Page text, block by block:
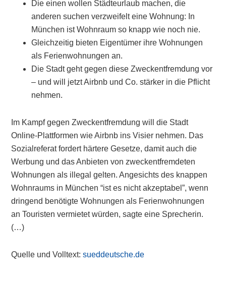
Die einen wollen Städteurlaub machen, die
anderen suchen verzweifelt eine Wohnung: In
München ist Wohnraum so knapp wie noch nie.
Gleichzeitig bieten Eigentümer ihre Wohnungen
als Ferienwohnungen an.
Die Stadt geht gegen diese Zweckentfremdung vor
– und will jetzt Airbnb und Co. stärker in die Pflicht
nehmen.
Im Kampf gegen Zweckentfremdung will die Stadt
Online-Plattformen wie Airbnb ins Visier nehmen. Das
Sozialreferat fordert härtere Gesetze, damit auch die
Werbung und das Anbieten von zweckentfremdeten
Wohnungen als illegal gelten. Angesichts des knappen
Wohnraums in München “ist es nicht akzeptabel”, wenn
dringend benötigte Wohnungen als Ferienwohnungen
an Touristen vermietet würden, sagte eine Sprecherin.
(…)
Quelle und Volltext:sueddeutsche.de